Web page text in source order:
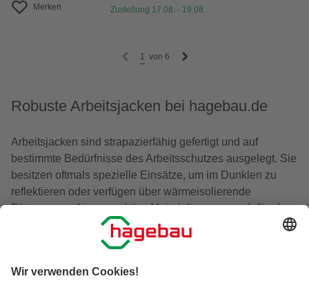
Merken
Zustellung 17.08. - 19.08.
1 von 6
Robuste Arbeitsjacken bei hagebau.de
Arbeitsjacken sind strapazierfähig gefertigt und auf
bestimmte Bedürfnisse des Arbeitsschutzes ausgelegt. Sie
besitzen oftmals spezielle Einsätze, um im Dunklen zu
reflektieren oder verfügen über wärmeisolierende
Fütterungen. Atmungsaktive Materialien sorgen dafür, dass
Du nicht schwitzt und die Feuchtigkeit vom Körper weg